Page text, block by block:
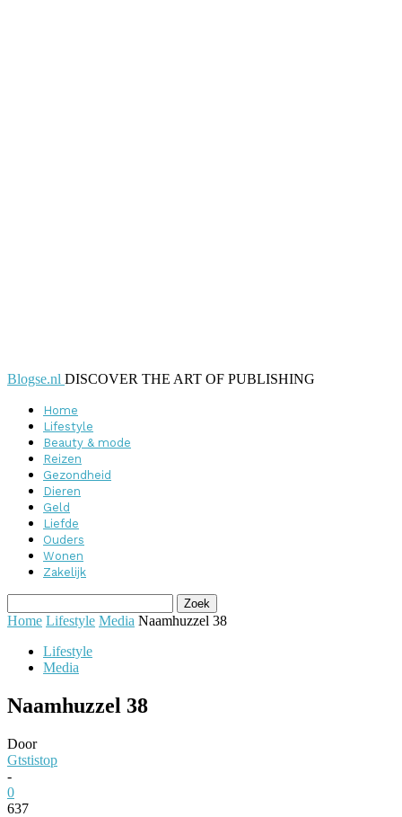
Blogse.nl DISCOVER THE ART OF PUBLISHING
Home
Lifestyle
Beauty & mode
Reizen
Gezondheid
Dieren
Geld
Liefde
Ouders
Wonen
Zakelijk
Home Lifestyle Media Naamhuzzel 38
Lifestyle
Media
Naamhuzzel 38
Door
Gtstistop
-
0
637